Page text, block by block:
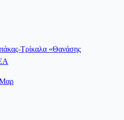
Τρίκαλα «Θανάσης